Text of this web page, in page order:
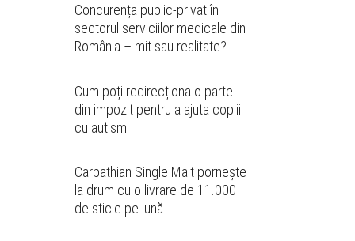
Concurența public-privat în
sectorul serviciilor medicale din
România – mit sau realitate?
Cum poți redirecționa o parte
din impozit pentru a ajuta copiii
cu autism
Carpathian Single Malt pornește
la drum cu o livrare de 11.000
de sticle pe lună